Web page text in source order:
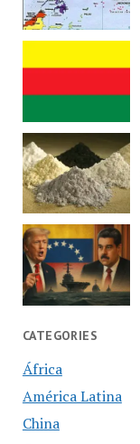
CATEGORIES
África
América Latina
China